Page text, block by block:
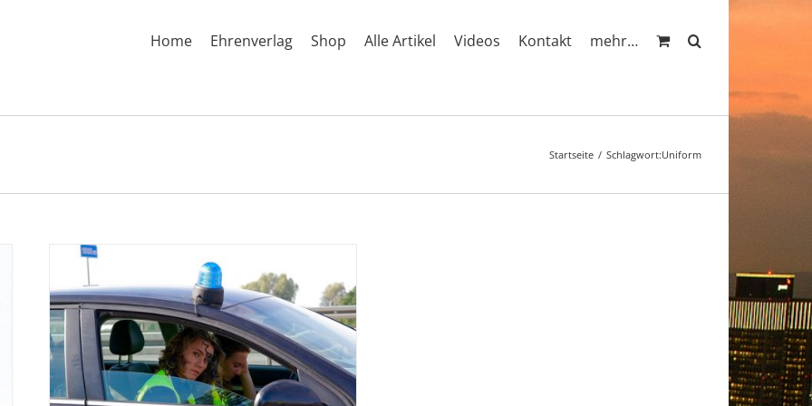
Home Ehrenverlag Shop Alle Artikel Videos Kontakt mehr…
Startseite Schlagwort:Uniform